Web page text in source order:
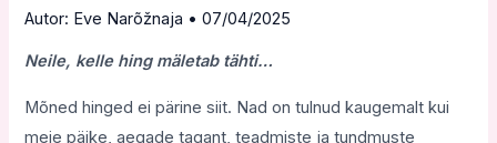
Autor: Eve Narõžnaja •07/04/2025
Neile, kelle hing mäletab tähti…
Mõned hinged ei pärine siit. Nad on tulnud kaugemalt kui
meie päike, aegade tagant, teadmiste ja tundmuste